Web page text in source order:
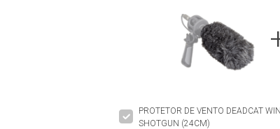
PROTETOR DE VENTO DEADCAT
SHOTGUN (24CM)